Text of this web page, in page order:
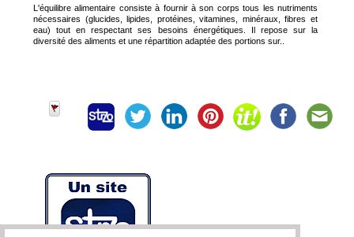
L'équilibre alimentaire consiste à fournir à son corps tous les nutriments
nécessaires (glucides, lipides, protéines, vitamines, minéraux, fibres et
eau) tout en respectant ses besoins énergétiques. Il repose sur la
diversité des aliments et une répartition adaptée des portions sur..